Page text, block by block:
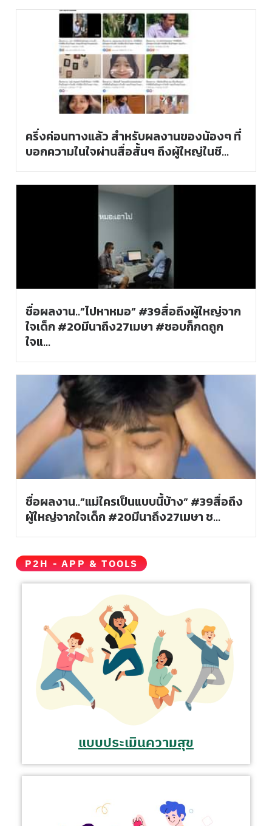
ครึ่งค่อนทางแล้ว สำหรับผลงานของน้องๆ ที่
บอกความในใจผ่านสื่อสั้นๆ ถึงผู้ใหญ่ในชี…
ชื่อผลงาน..”ไปหาหมอ” #39สื่อถึงผู้ใหญ่จาก
ใจเด็ก #20มีนาถึง27เมษา #ชอบก็กดถูก
ใจแ…
ชื่อผลงาน..”แม่ใครเป็นแบบนี้บ้าง” #39สื่อถึง
ผู้ใหญ่จากใจเด็ก #20มีนาถึง27เมษา ช…
P2H - APP & TOOLS
แบบประเมินความสุข